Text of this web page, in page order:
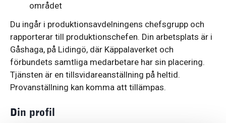
området
Du ingår i produktionsavdelningens chefsgrupp och
rapporterar till produktionschefen. Din arbetsplats är i
Gåshaga, på Lidingö, där Käppalaverket och
förbundets samtliga medarbetare har sin placering.
Tjänsten är en tillsvidareanställning på heltid.
Provanställning kan komma att tillämpas.
Din profil